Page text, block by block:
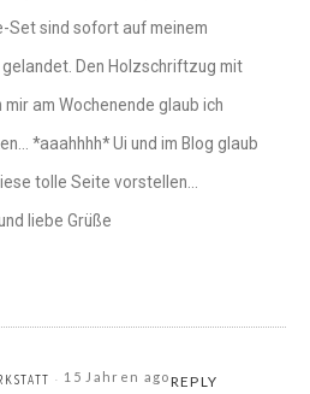
Set sind sofort auf meinem
Den Holzschriftzug mit
mir am Wochenende glaub ich
*aaahhhh* Ui und im Blog glaub
tolle Seite vorstellen…
liebe Grüße
15 Jahren agoREPLY